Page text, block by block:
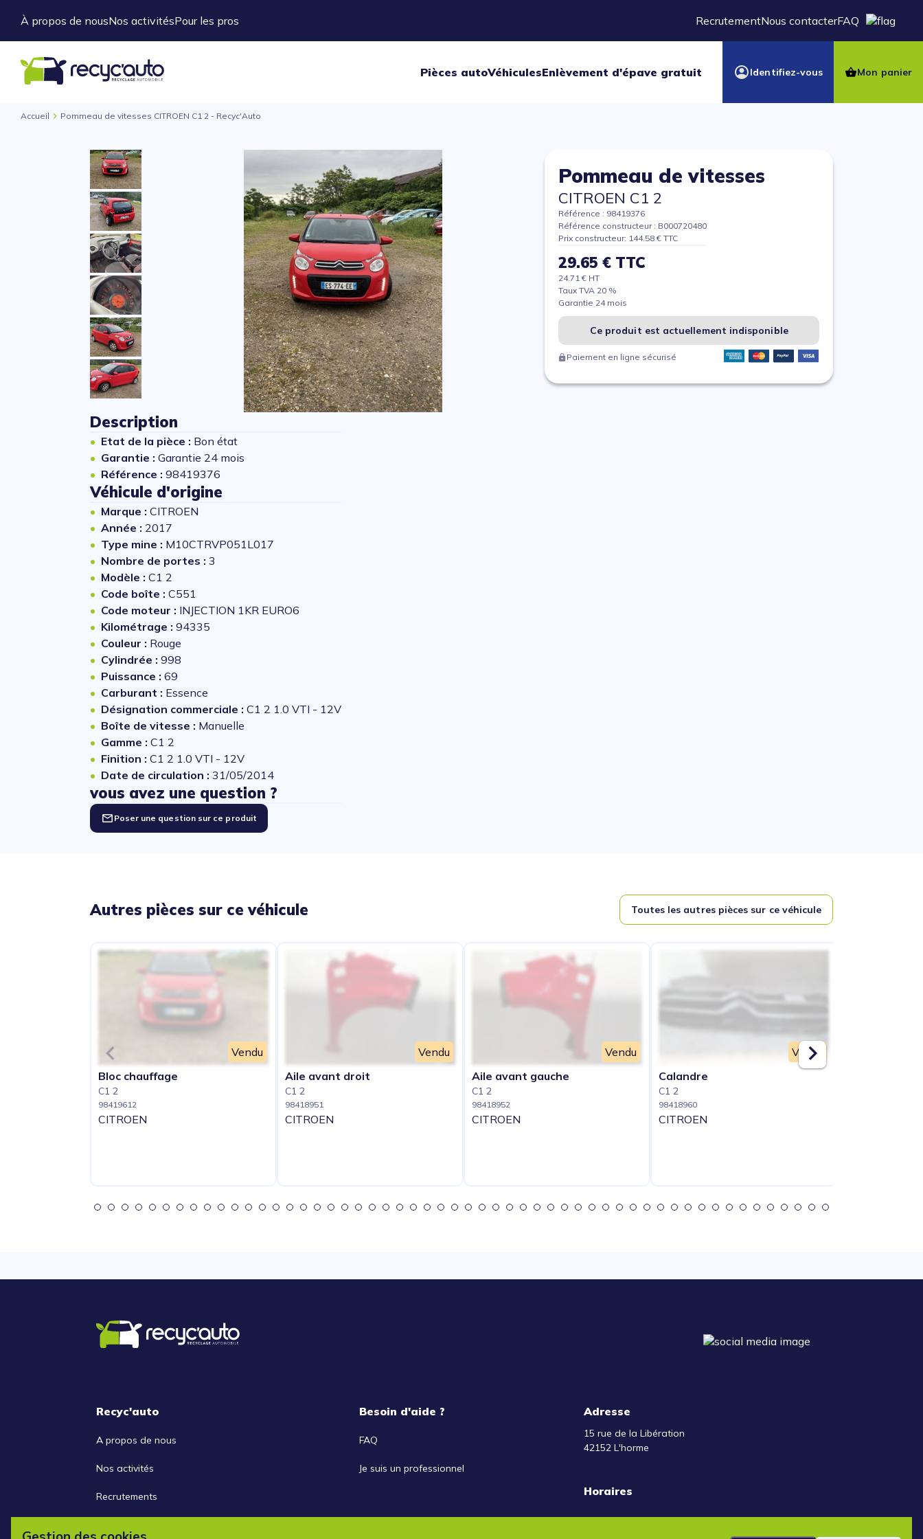
À propos de nousNos activitésPour les pros RecrutementNous contacterFAQ
Pièces autoVéhiculesEnlèvement d'épave gratuit Identifiez-vous Mon panier
Accueil Pommeau de vitesses CITROEN C1 2 - Recyc'Auto
Description
Etat de la pièce : Bon état
Garantie : Garantie 24 mois
Référence : 98419376
Véhicule d'origine
Marque : CITROEN
Année : 2017
Type mine : M10CTRVP051L017
Nombre de portes : 3
Modèle : C1 2
Code boîte : C551
Code moteur : INJECTION 1KR EURO6
Kilométrage : 94335
Couleur : Rouge
Cylindrée : 998
Puissance : 69
Carburant : Essence
Désignation commerciale : C1 2 1.0 VTI - 12V
Boîte de vitesse : Manuelle
Gamme : C1 2
Finition : C1 2 1.0 VTI - 12V
Date de circulation : 31/05/2014
vous avez une question ?
Poser une question sur ce produit
Pommeau de vitesses
CITROEN C1 2
Référence : 98419376
Référence constructeur : B000720480
Prix constructeur: 144.58 € TTC
29.65 € TTC
24.71 € HT
Taux TVA 20 %
Garantie 24 mois
Ce produit est actuellement indisponible
Paiement en ligne sécurisé
Autres pièces sur ce véhicule Toutes les autres pièces sur ce véhicule
Vendu
Bloc chauffage
C1 2
98419612
CITROEN
Vendu
Aile avant droit
C1 2
98418951
CITROEN
Vendu
Aile avant gauche
C1 2
98418952
CITROEN
Vendu
Calandre
C1 2
98418960
CITROEN
Recyc'auto
A propos de nous
Nos activités
Recrutements
Besoin d'aide ?
FAQ
Je suis un professionnel
Adresse
15 rue de la Libération
42152 L'horme
Horaires